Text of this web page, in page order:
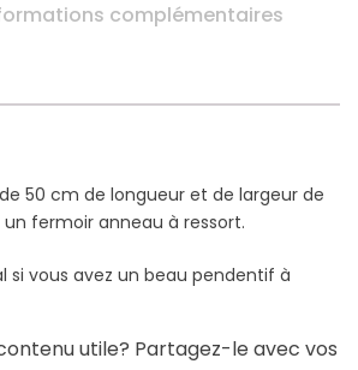
complémentaires
50 cm de longueur et de largeur de
fermoir anneau à ressort.
si vous avez un beau pendentif à
utile? Partagez-le avec vos